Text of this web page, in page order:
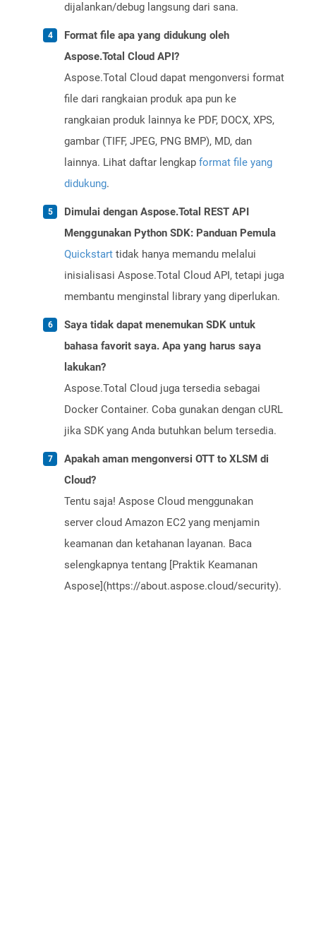
dijalankan/debug langsung dari sana.
Format file apa yang didukung oleh
Aspose.Total Cloud API?
Aspose.Total Cloud dapat mengonversi format
file dari rangkaian produk apa pun ke
rangkaian produk lainnya ke PDF, DOCX, XPS,
gambar (TIFF, JPEG, PNG BMP), MD, dan
lainnya. Lihat daftar lengkap format file yang
didukung.
Dimulai dengan Aspose.Total REST API
Menggunakan Python SDK: Panduan Pemula
Quickstart tidak hanya memandu melalui
inisialisasi Aspose.Total Cloud API, tetapi juga
membantu menginstal library yang diperlukan.
Saya tidak dapat menemukan SDK untuk
bahasa favorit saya. Apa yang harus saya
lakukan?
Aspose.Total Cloud juga tersedia sebagai
Docker Container. Coba gunakan dengan cURL
jika SDK yang Anda butuhkan belum tersedia.
Apakah aman mengonversi OTT to XLSM di
Cloud?
Tentu saja! Aspose Cloud menggunakan
server cloud Amazon EC2 yang menjamin
keamanan dan ketahanan layanan. Baca
selengkapnya tentang [Praktik Keamanan
Aspose](https://about.aspose.cloud/security).